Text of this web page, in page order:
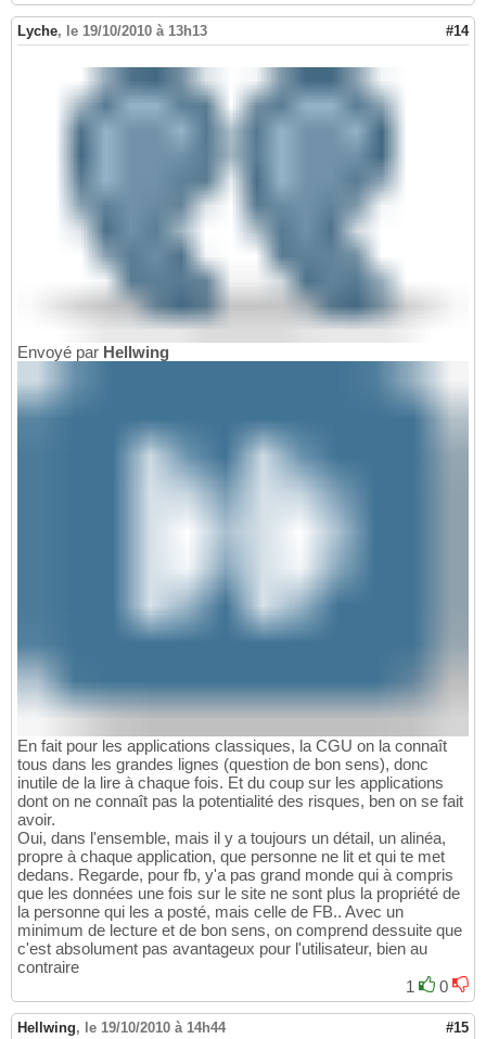
Lyche, le 19/10/2010 à 13h13 #14
Envoyé par Hellwing
En fait pour les applications classiques, la CGU on la connaît
tous dans les grandes lignes (question de bon sens), donc
inutile de la lire à chaque fois. Et du coup sur les applications
dont on ne connaît pas la potentialité des risques, ben on se fait
avoir.
Oui, dans l'ensemble, mais il y a toujours un détail, un alinéa,
propre à chaque application, que personne ne lit et qui te met
dedans. Regarde, pour fb, y'a pas grand monde qui à compris
que les données une fois sur le site ne sont plus la propriété de
la personne qui les a posté, mais celle de FB.. Avec un
minimum de lecture et de bon sens, on comprend dessuite que
c'est absolument pas avantageux pour l'utilisateur, bien au
contraire
1
0
Hellwing, le 19/10/2010 à 14h44 #15